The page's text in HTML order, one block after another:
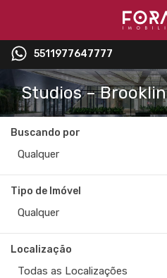
5511977647777
Studios – Brooklin
Buscando por
Qualquer
Tipo de Imóvel
Qualquer
Localização
Todas as Localizações